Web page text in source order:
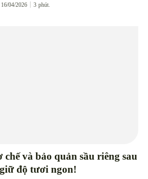
16/04/2026 3 phút.
chế và bảo quản sầu riêng sau
độ tươi ngon!